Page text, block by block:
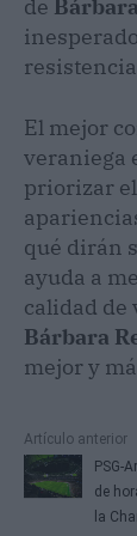
de
El mejor
veraniega
priorizar
qué dirán
ayuda a
calidad de
Bárbara
mejor y
Artículo anterior
PSG-
de
la